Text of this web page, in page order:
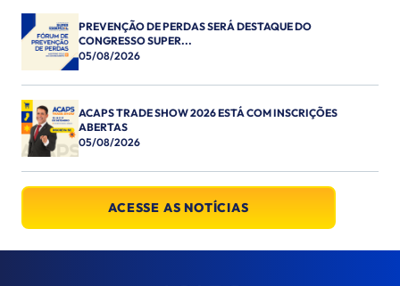
PREVENÇÃO DE PERDAS SERÁ DESTAQUE DO
CONGRESSO SUPER...
05/08/2026
ACAPS TRADE SHOW 2026 ESTÁ COM INSCRIÇÕES
ABERTAS
05/08/2026
ACESSE AS NOTÍCIAS